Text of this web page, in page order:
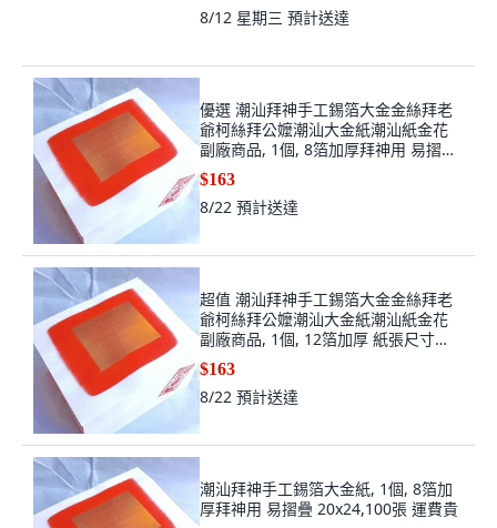
8/12 星期三 預計送達
優選 潮汕拜神手工錫箔大金金絲拜老
爺柯絲拜公嬤潮汕大金紙潮汕紙金花
副廠商品, 1個, 8箔加厚拜神用 易摺疊
20x24,100張 運費貴
$163
8/22 預計送達
超值 潮汕拜神手工錫箔大金金絲拜老
爺柯絲拜公嬤潮汕大金紙潮汕紙金花
副廠商品, 1個, 12箔加厚 紙張尺寸
20x17 ,100張 運費貴
$163
8/22 預計送達
潮汕拜神手工錫箔大金紙, 1個, 8箔加
厚拜神用 易摺疊 20x24,100張 運費貴